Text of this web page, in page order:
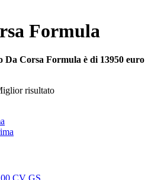
Formula
Da Corsa Formula è di 13950 euro
risultato